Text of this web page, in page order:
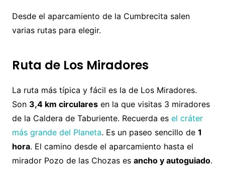
Desde el aparcamiento de la Cumbrecita salen
varias rutas para elegir.
Ruta de Los Miradores
La ruta más típica y fácil es la de Los Miradores.
Son 3,4 km circularesen la que visitas 3 miradores
de la Caldera de Taburiente. Recuerda es el cráter
más grande del Planeta. Es un paseo sencillo de 1
hora. El camino desde el aparcamiento hasta el
mirador Pozo de las Chozas es ancho y autoguiado.